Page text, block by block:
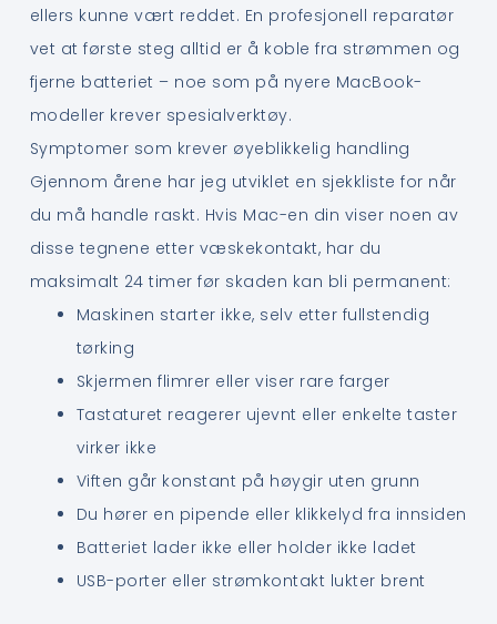
ellers kunne vært reddet. En profesjonell reparatør
vet at første steg alltid er å koble fra strømmen og
fjerne batteriet – noe som på nyere MacBook-
modeller krever spesialverktøy.
Symptomer som krever øyeblikkelig handling
Gjennom årene har jeg utviklet en sjekkliste for når
du må handle raskt. Hvis Mac-en din viser noen av
disse tegnene etter væskekontakt, har du
maksimalt 24 timer før skaden kan bli permanent:
Maskinen starter ikke, selv etter fullstendig
tørking
Skjermen flimrer eller viser rare farger
Tastaturet reagerer ujevnt eller enkelte taster
virker ikke
Viften går konstant på høygir uten grunn
Du hører en pipende eller klikkelyd fra innsiden
Batteriet lader ikke eller holder ikke ladet
USB-porter eller strømkontakt lukter brent